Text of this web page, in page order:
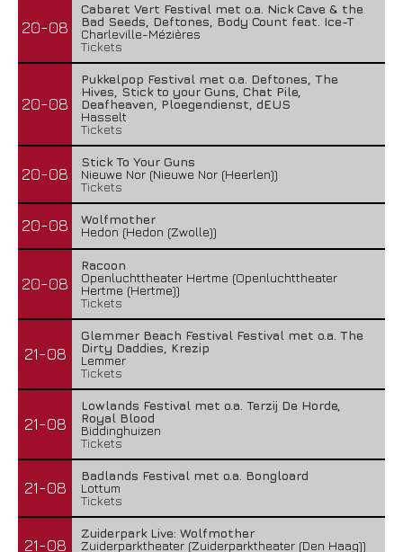
20-08
Cabaret Vert Festival met o.a. Nick Cave & the
Bad Seeds, Deftones, Body Count feat. Ice-T
Charleville-Mézières
Tickets
20-08
Pukkelpop Festival met o.a. Deftones, The
Hives, Stick to your Guns, Chat Pile,
Deafheaven, Ploegendienst, dEUS
Hasselt
Tickets
20-08
Stick To Your Guns
Nieuwe Nor (Nieuwe Nor (Heerlen))
Tickets
20-08
Wolfmother
Hedon (Hedon (Zwolle))
20-08
Racoon
Openluchttheater Hertme (Openluchttheater
Hertme (Hertme))
Tickets
21-08
Glemmer Beach Festival Festival met o.a. The
Dirty Daddies, Krezip
Lemmer
Tickets
21-08
Lowlands Festival met o.a. Terzij De Horde,
Royal Blood
Biddinghuizen
Tickets
21-08
Badlands Festival met o.a. Bongloard
Lottum
Tickets
21-08
Zuiderpark Live: Wolfmother
Zuiderparktheater (Zuiderparktheater (Den Haag))